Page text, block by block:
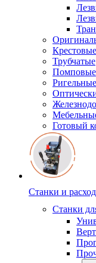
Крестовые
Трубчатые
Помповые
Ригельные
Готовый
Станки и
Станки